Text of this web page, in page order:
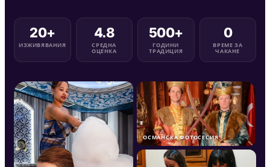
20+
ИЗЖИВЯВАНИЯ
4.8
СРЕДНА
ОЦЕНКА
500+
ГОДИНИ
ТРАДИЦИЯ
0
ВРЕМЕ ЗА
ЧАКАНЕ
ОСМАНСКА ФОТОСЕСИЯ